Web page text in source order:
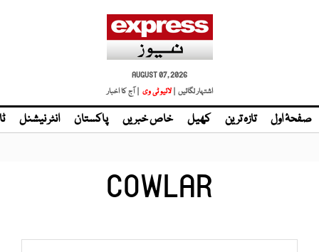
AUGUST 07, 2026
اشتہار لگائیں | لائیو ٹی وی | آج کا اخبار
صفحۂ اول تازہ ترین کھیل خاص خبریں پاکستان انٹر نیشنل
COWLAR